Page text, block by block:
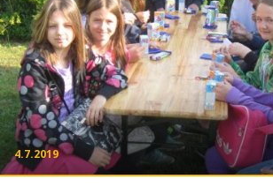
4.7.2019